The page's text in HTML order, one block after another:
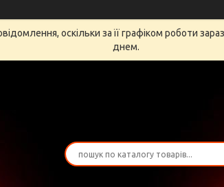
оскільки за її графіком роботи
днем.